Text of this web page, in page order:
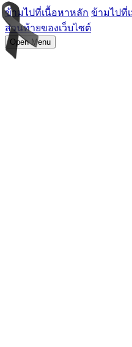
ข้ามไปที่เนื้อหาหลัก ข้ามไปที่
ส่วนท้ายของเว็บไซต์
Open Menu